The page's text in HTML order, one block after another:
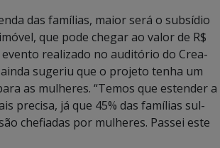
das famílias, maior será o subsídio
que pode chegar ao valor de R$
realizado no auditório do Crea-
sugeriu que o projeto tenha um
as mulheres. “Temos que estender a
precisa, já que 45% das famílias sul-
chefiadas por mulheres. Passei este